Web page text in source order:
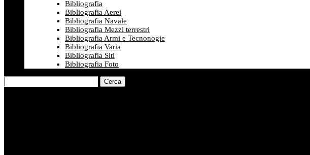
Bibliografia
Bibliografia Aerei
Bibliografia Navale
Bibliografia Mezzi terrestri
Bibliografia Armi e Tecnonogie
Bibliografia Varia
Bibliografia Siti
Bibliografia Foto
Cerca